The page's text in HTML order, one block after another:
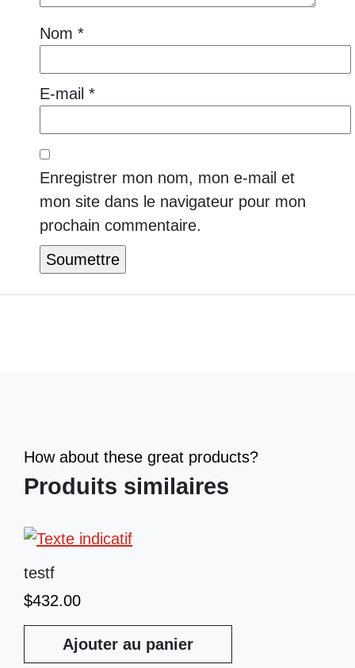
Nom *
E-mail *
Enregistrer mon nom, mon e-mail et
mon site dans le navigateur pour mon
prochain commentaire.
How about these great products?
Produits similaires
testf
$432.00
Ajouter au panier